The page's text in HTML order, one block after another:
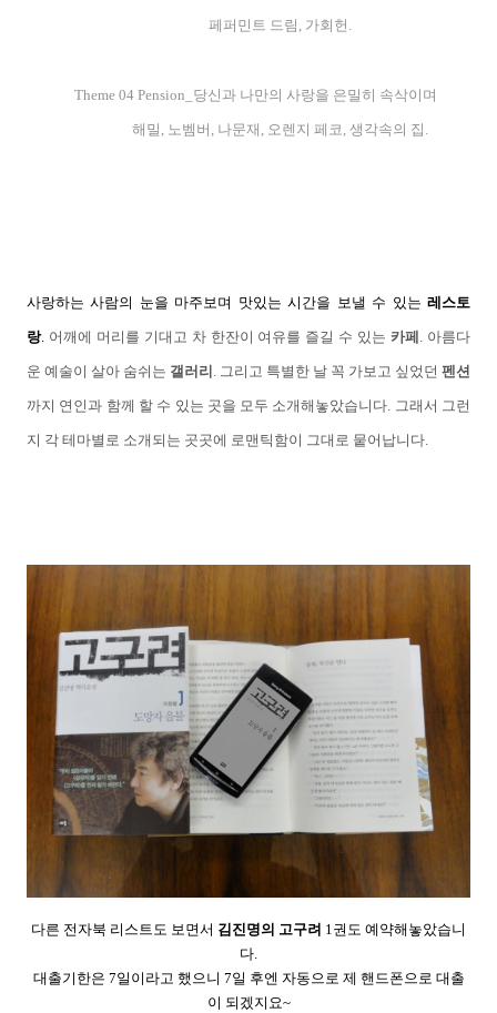
페퍼민트 드림, 가회헌.
Theme 04 Pension_당신과 나만의 사랑을 은밀히 속삭이며
해밀, 노벰버, 나문재, 오렌지 페코, 생각속의 집.
사랑하는 사람의 눈을 마주보며 맛있는 시간을 보낼 수 있는 레스토
랑. 어깨에 머리를 기대고 차 한잔이 여유를 즐길 수 있는 카페 아름다
운 예술이 살아 숨쉬는 갤러리 그리고 특별한 날 꼭 가보고 싶었던 펜션
까지 연인과 함께 할 수 있는 곳을 모두 소개해놓았습니다. 그래서 그런
지 각 테마별로 소개되는 곳곳에 로맨틱함이 그대로 뭍어납니다.
다른 전자북 리스트도 보면서 김진명의 고구려 1권도 예약해놓았습니
다.
대출기한은 7일이라고 했으니 7일 후엔 자동으로 제 핸드폰으로 대출
이 되겠지요~